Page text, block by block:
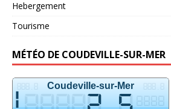
Hebergement
Tourisme
MÉTÉO DE COUDEVILLE-SUR-MER